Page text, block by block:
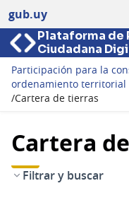
gub.uy
Plataforma de
Ciudadana
Participación para la
ordenamiento territorial
/Cartera de tierras
Cartera
Filtrar y buscar